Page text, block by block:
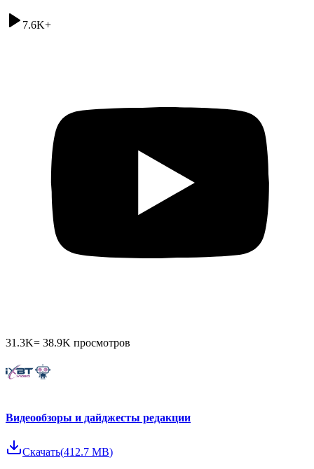
7.6K+
31.3K= 38.9K просмотров
Видеообзоры и дайджесты редакции
Скачать(412.7 MB)